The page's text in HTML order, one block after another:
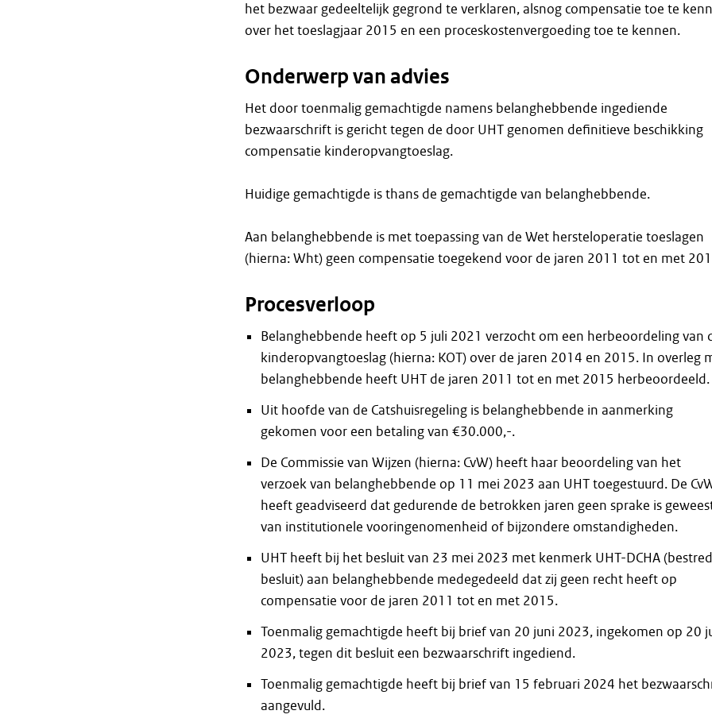
het bezwaar gedeeltelijk gegrond te verklaren, alsnog compensatie toe te
over het toeslagjaar 2015 en een proceskostenvergoeding toe te kennen.
Onderwerp van advies
Het door toenmalig gemachtigde namens belanghebbende ingediende
bezwaarschrift is gericht tegen de door UHT genomen definitieve beschikking
compensatie kinderopvangtoeslag.
Huidige gemachtigde is thans de gemachtigde van belanghebbende.
Aan belanghebbende is met toepassing van de Wet hersteloperatie toeslagen
(hierna: Wht) geen compensatie toegekend voor de jaren 2011 tot en met
Procesverloop
Belanghebbende heeft op 5 juli 2021 verzocht om een herbeoordeling van
kinderopvangtoeslag (hierna: KOT) over de jaren 2014 en 2015. In overleg
belanghebbende heeft UHT de jaren 2011 tot en met 2015 herbeoordeeld.
Uit hoofde van de Catshuisregeling is belanghebbende in aanmerking
gekomen voor een betaling van €30.000,-.
De Commissie van Wijzen (hierna: CvW) heeft haar beoordeling van het
verzoek van belanghebbende op 11 mei 2023 aan UHT toegestuurd. De
heeft geadviseerd dat gedurende de betrokken jaren geen sprake is
van institutionele vooringenomenheid of bijzondere omstandigheden.
UHT heeft bij het besluit van 23 mei 2023 met kenmerk UHT-DCHA
besluit) aan belanghebbende medegedeeld dat zij geen recht heeft op
compensatie voor de jaren 2011 tot en met 2015.
Toenmalig gemachtigde heeft bij brief van 20 juni 2023, ingekomen op 20
2023, tegen dit besluit een bezwaarschrift ingediend.
Toenmalig gemachtigde heeft bij brief van 15 februari 2024 het
aangevuld.